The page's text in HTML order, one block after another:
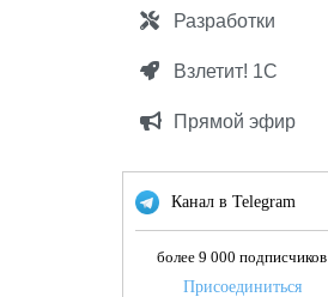
Разработки
Взлетит! 1С
Прямой эфир
Канал в Telegram
более 9 000 подписчиков
Присоединиться